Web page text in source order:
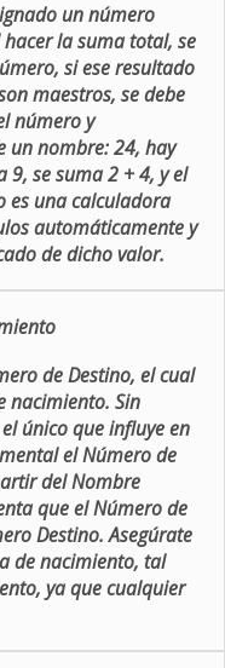
un número
la suma total, se
si ese resultado
maestros, se debe
número y
un nombre: 24, hay
se suma 2 + 4, y el
es una calculadora
automáticamente y
de dicho valor.
de Destino, el cual
nacimiento. Sin
único que influye en
el Número de
del Nombre
que el Número de
Destino. Asegúrate
de nacimiento, tal
ya que cualquier